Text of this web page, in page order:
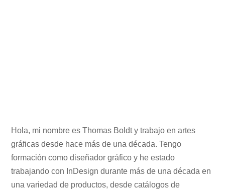
Hola, mi nombre es Thomas Boldt y trabajo en artes
gráficas desde hace más de una década. Tengo
formación como diseñador gráfico y he estado
trabajando con InDesign durante más de una década en
una variedad de productos, desde catálogos de